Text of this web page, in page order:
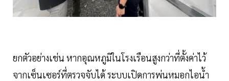
ยกตัวอย่างเช่น หากอุณหภูมิในโรงเรือนสูงกว่าที่ตั้งค่าไว้
จากเซ็นเซอร์ที่ตรวจจับได้ ระบบเปิดการพ่นหมอกไอน้ำ